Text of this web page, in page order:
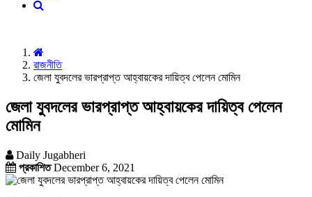
রাজনীতি
জেলা যুবদলের ভারপ্রাপ্ত আহ্বায়কের দায়িত্ব পেলেন মোমিন
জেলা যুবদলের ভারপ্রাপ্ত আহ্বায়কের দায়িত্ব পেলেন
মোমিন
Daily Jugabheri
প্রকাশিতDecember 6, 2021